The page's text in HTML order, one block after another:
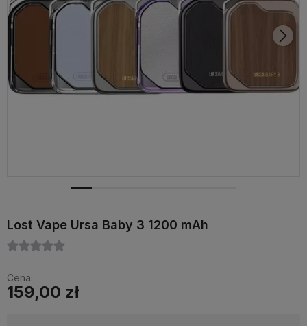
Lost Vape Ursa Baby 3 1200 mAh
Cena:
159,00 zł